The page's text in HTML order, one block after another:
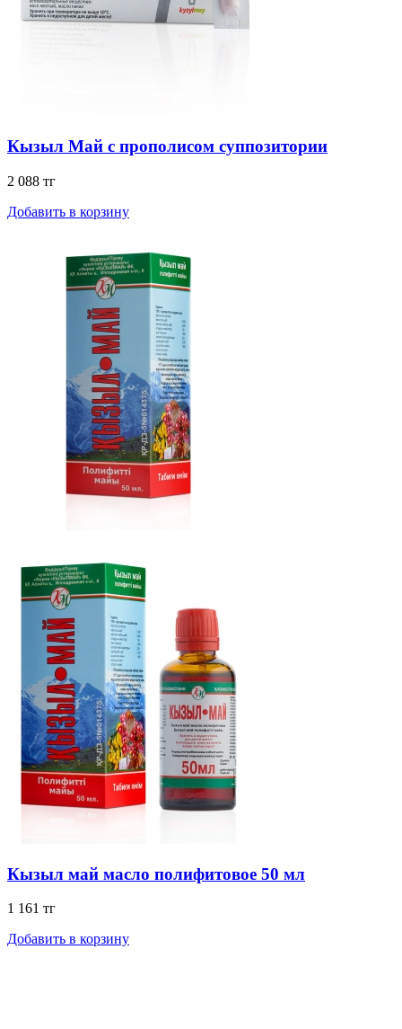
Кызыл Май с прополисом суппозитории
2 088 тг
Добавить в корзину
Кызыл май масло полифитовое 50 мл
1 161 тг
Добавить в корзину